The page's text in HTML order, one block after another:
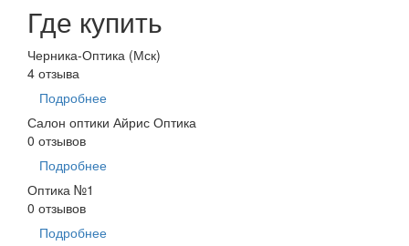
Где купить
Черника-Оптика (Мск)
4 отзыва
Подробнее
Салон оптики Айрис Оптика
0 отзывов
Подробнее
Оптика №1
0 отзывов
Подробнее